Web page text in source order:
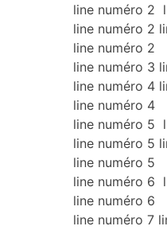
line numéro 2
line numéro 2
line numéro 2
line numéro 3
line numéro 4
line numéro 4
line numéro 5
line numéro 5
line numéro 5
line numéro 6
line numéro 6
line numéro 7